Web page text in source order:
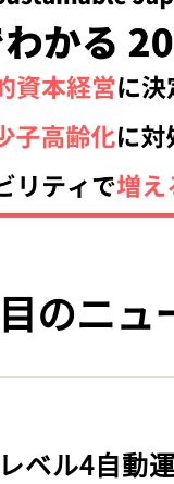
のニュ
レベル4自動